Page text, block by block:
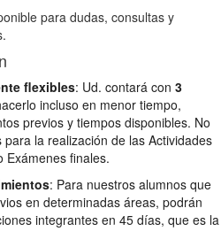
para dudas, consultas y
flexibles: Ud. contará con 3
incluso en menor tiempo,
previos y tiempos disponibles. No
la realización de las Actividades
Exámenes finales.
: Para nuestros alumnos que
en determinadas áreas, podrán
integrantes en 45 días, que es la